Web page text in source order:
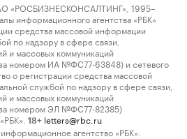
«РОСБИЗНЕСКОНСАЛТИНГ», 1995–
информационного агентства «РБК»
средства массовой информации
по надзору в сфере связи,
и массовых коммуникаций
номером ИА №ФС77-63848) и сетевого
о регистрации средства массовой
службой по надзору в сфере связи,
и массовых коммуникаций
номером ЭЛ №ФС77-82385)
18+ letters@rbc.ru
агентство «РБК».